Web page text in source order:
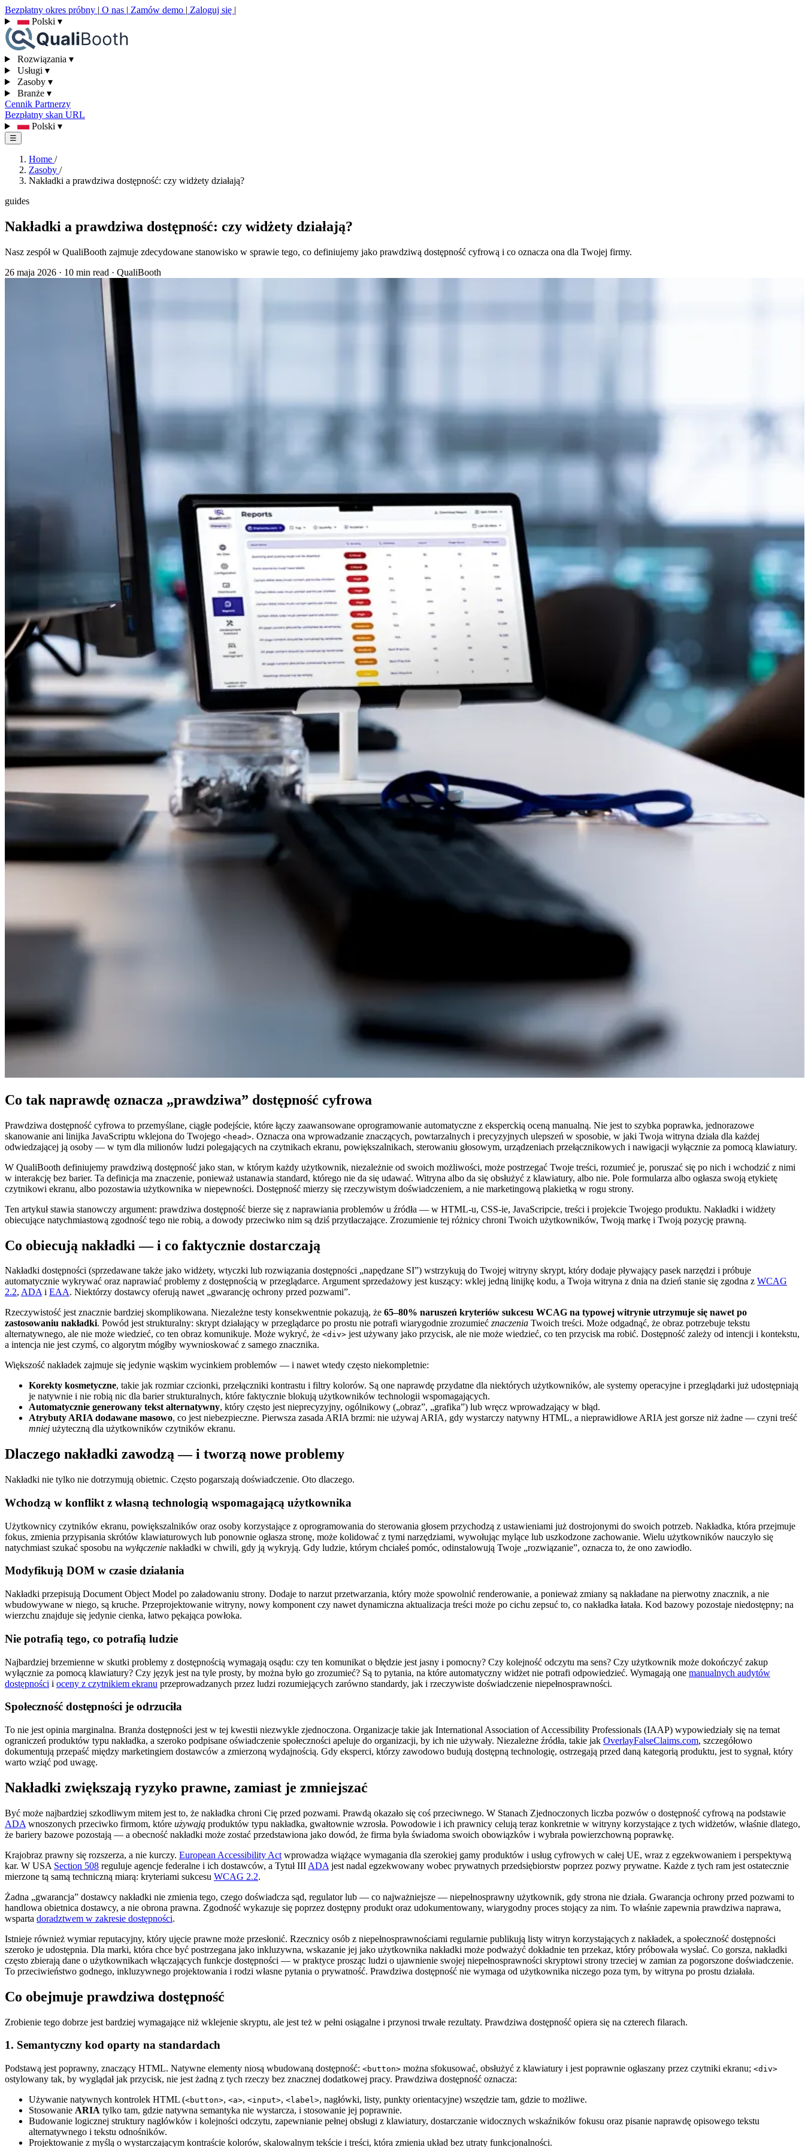
Bezpłatny okres próbny | O nas | Zamów demo | Zaloguj się |
Polski ▾
Rozwiązania ▾
Usługi ▾
Zasoby ▾
Branże ▾
Cennik Partnerzy
Bezpłatny skan URL
Polski ▾
☰
Home /
Zasoby /
Nakładki a prawdziwa dostępność: czy widżety działają?
guides
Nakładki a prawdziwa dostępność: czy widżety działają?
Nasz zespół w QualiBooth zajmuje zdecydowane stanowisko w sprawie tego, co definiujemy jako prawdziwą dostępność cyfrową i co oznacza ona dla Twojej firmy.
26 maja 2026 · 10 min read · QualiBooth
Co tak naprawdę oznacza „prawdziwa” dostępność cyfrowa
Prawdziwa dostępność cyfrowa to przemyślane, ciągłe podejście, które łączy zaawansowane oprogramowanie automatyczne z eksperckią oceną manualną. Nie jest to szybka poprawka, jednorazowe
skanowanie ani linijka JavaScriptu wklejona do Twojego <head>. Oznacza ona wprowadzanie znaczących, powtarzalnych i precyzyjnych ulepszeń w sposobie, w jaki Twoja witryna działa dla każdej
odwiedzającej ją osoby — w tym dla milionów ludzi polegających na czytnikach ekranu, powiększalnikach, sterowaniu głosowym, urządzeniach przełącznikowych i nawigacji wyłącznie za pomocą klawiatury.
W QualiBooth definiujemy prawdziwą dostępność jako stan, w którym każdy użytkownik, niezależnie od swoich możliwości, może postrzegać Twoje treści, rozumieć je, poruszać się po nich i wchodzić z nimi
w interakcję bez barier. Ta definicja ma znaczenie, ponieważ ustanawia standard, którego nie da się udawać. Witryna albo da się obsłużyć z klawiatury, albo nie. Pole formularza albo ogłasza swoją etykietę
czytnikowi ekranu, albo pozostawia użytkownika w niepewności. Dostępność mierzy się rzeczywistym doświadczeniem, a nie marketingową plakietką w rogu strony.
Ten artykuł stawia stanowczy argument: prawdziwa dostępność bierze się z naprawiania problemów u źródła — w HTML-u, CSS-ie, JavaScripcie, treści i projekcie Twojego produktu. Nakładki i widżety
obiecujące natychmiastową zgodność tego nie robią, a dowody przeciwko nim są dziś przytłaczające. Zrozumienie tej różnicy chroni Twoich użytkowników, Twoją markę i Twoją pozycję prawną.
Co obiecują nakładki — i co faktycznie dostarczają
Nakładki dostępności (sprzedawane także jako widżety, wtyczki lub rozwiązania dostępności „napędzane SI”) wstrzykują do Twojej witryny skrypt, który dodaje pływający pasek narzędzi i próbuje
automatycznie wykrywać oraz naprawiać problemy z dostępnością w przeglądarce. Argument sprzedażowy jest kuszący: wklej jedną linijkę kodu, a Twoja witryna z dnia na dzień stanie się zgodna z WCAG
2.2, ADAi EAA. Niektórzy dostawcy oferują nawet „gwarancję ochrony przed pozwami”.
Rzeczywistość jest znacznie bardziej skomplikowana. Niezależne testy konsekwentnie pokazują, że 65–80% naruszeń kryteriów sukcesu WCAG na typowej witrynie utrzymuje się nawet po
zastosowaniu nakładki. Powód jest strukturalny: skrypt działający w przeglądarce po prostu nie potrafi wiarygodnie zrozumieć znaczenia Twoich treści. Może odgadnąć, że obraz potrzebuje tekstu
alternatywnego, ale nie może wiedzieć, co ten obraz komunikuje. Może wykryć, że <div> jest używany jako przycisk, ale nie może wiedzieć, co ten przycisk ma robić. Dostępność zależy od intencji i kontekstu,
a intencja nie jest czymś, co algorytm mógłby wywnioskować z samego znacznika.
Większość nakładek zajmuje się jedynie wąskim wycinkiem problemów — i nawet wtedy często niekompletnie:
Korekty kosmetyczne, takie jak rozmiar czcionki, przełączniki kontrastu i filtry kolorów. Są one naprawdę przydatne dla niektórych użytkowników, ale systemy operacyjne i przeglądarki już udostępniają
je natywnie i nie robią nic dla barier strukturalnych, które faktycznie blokują użytkowników technologii wspomagających.
Automatycznie generowany tekst alternatywny, który często jest nieprecyzyjny, ogólnikowy („obraz”, „grafika”) lub wręcz wprowadzający w błąd.
Atrybuty ARIA dodawane masowo, co jest niebezpieczne. Pierwsza zasada ARIA brzmi: nie używaj ARIA, gdy wystarczy natywny HTML, a nieprawidłowe ARIA jest gorsze niż żadne — czyni treść
mniej użyteczną dla użytkowników czytników ekranu.
Dlaczego nakładki zawodzą — i tworzą nowe problemy
Nakładki nie tylko nie dotrzymują obietnic. Często pogarszają doświadczenie. Oto dlaczego.
Wchodzą w konflikt z własną technologią wspomagającą użytkownika
Użytkownicy czytników ekranu, powiększalników oraz osoby korzystające z oprogramowania do sterowania głosem przychodzą z ustawieniami już dostrojonymi do swoich potrzeb. Nakładka, która przejmuje
fokus, zmienia przypisania skrótów klawiaturowych lub ponownie ogłasza stronę, może kolidować z tymi narzędziami, wywołując mylące lub uszkodzone zachowanie. Wielu użytkowników nauczyło się
natychmiast szukać sposobu na wyłączenie nakładki w chwili, gdy ją wykryją. Gdy ludzie, którym chciałeś pomóc, odinstalowują Twoje „rozwiązanie”, oznacza to, że ono zawiodło.
Modyfikują DOM w czasie działania
Nakładki przepisują Document Object Model po załadowaniu strony. Dodaje to narzut przetwarzania, który może spowolnić renderowanie, a ponieważ zmiany są nakładane na pierwotny znacznik, a nie
wbudowywane w niego, są kruche. Przeprojektowanie witryny, nowy komponent czy nawet dynamiczna aktualizacja treści może po cichu zepsuć to, co nakładka łatała. Kod bazowy pozostaje niedostępny; na
wierzchu znajduje się jedynie cienka, łatwo pękająca powłoka.
Nie potrafią tego, co potrafią ludzie
Najbardziej brzemienne w skutki problemy z dostępnością wymagają osądu: czy ten komunikat o błędzie jest jasny i pomocny? Czy kolejność odczytu ma sens? Czy użytkownik może dokończyć zakup
wyłącznie za pomocą klawiatury? Czy język jest na tyle prosty, by można było go zrozumieć? Są to pytania, na które automatyczny widżet nie potrafi odpowiedzieć. Wymagają one manualnych audytów
dostępności i oceny z czytnikiem ekranu przeprowadzanych przez ludzi rozumiejących zarówno standardy, jak i rzeczywiste doświadczenie niepełnosprawności.
Społeczność dostępności je odrzuciła
To nie jest opinia marginalna. Branża dostępności jest w tej kwestii niezwykle zjednoczona. Organizacje takie jak International Association of Accessibility Professionals (IAAP) wypowiedziały się na temat
ograniczeń produktów typu nakładka, a szeroko podpisane oświadczenie społeczności apeluje do organizacji, by ich nie używały. Niezależne źródła, takie jak OverlayFalseClaims.com, szczegółowo
dokumentują przepaść między marketingiem dostawców a zmierzoną wydajnością. Gdy eksperci, którzy zawodowo budują dostępną technologię, ostrzegają przed daną kategorią produktu, jest to sygnał, który
warto wziąć pod uwagę.
Nakładki zwiększają ryzyko prawne, zamiast je zmniejszać
Być może najbardziej szkodliwym mitem jest to, że nakładka chroni Cię przed pozwami. Prawdą okazało się coś przeciwnego. W Stanach Zjednoczonych liczba pozwów o dostępność cyfrową na podstawie
ADA wnoszonych przeciwko firmom, które używają produktów typu nakładka, gwałtownie wzrosła. Powodowie i ich prawnicy celują teraz konkretnie w witryny korzystające z tych widżetów, właśnie dlatego,
że bariery bazowe pozostają — a obecność nakładki może zostać przedstawiona jako dowód, że firma była świadoma swoich obowiązków i wybrała powierzchowną poprawkę.
Krajobraz prawny się rozszerza, a nie kurczy. European Accessibility Act wprowadza wiążące wymagania dla szerokiej gamy produktów i usług cyfrowych w całej UE, wraz z egzekwowaniem i perspektywą
kar. W USA Section 508 reguluje agencje federalne i ich dostawców, a Tytuł III ADA jest nadal egzekwowany wobec prywatnych przedsiębiorstw poprzez pozwy prywatne. Każde z tych ram jest ostatecznie
mierzone tą samą techniczną miarą: kryteriami sukcesu WCAG 2.2.
Żadna „gwarancja” dostawcy nakładki nie zmienia tego, czego doświadcza sąd, regulator lub — co najważniejsze — niepełnosprawny użytkownik, gdy strona nie działa. Gwarancja ochrony przed pozwami to
handlowa obietnica dostawcy, a nie obrona prawna. Zgodność wykazuje się poprzez dostępny produkt oraz udokumentowany, wiarygodny proces stojący za nim. To właśnie zapewnia prawdziwa naprawa,
wsparta doradztwem w zakresie dostępności.
Istnieje również wymiar reputacyjny, który ujęcie prawne może przesłonić. Rzecznicy osób z niepełnosprawnościami regularnie publikują listy witryn korzystających z nakładek, a społeczność dostępności
szeroko je udostępnia. Dla marki, która chce być postrzegana jako inkluzywna, wskazanie jej jako użytkownika nakładki może podważyć dokładnie ten przekaz, który próbowała wysłać. Co gorsza, nakładki
często zbierają dane o użytkownikach włączających funkcje dostępności — w praktyce prosząc ludzi o ujawnienie swojej niepełnosprawności skryptowi strony trzeciej w zamian za pogorszone doświadczenie.
To przeciwieństwo godnego, inkluzywnego projektowania i rodzi własne pytania o prywatność. Prawdziwa dostępność nie wymaga od użytkownika niczego poza tym, by witryna po prostu działała.
Co obejmuje prawdziwa dostępność
Zrobienie tego dobrze jest bardziej wymagające niż wklejenie skryptu, ale jest też w pełni osiągalne i przynosi trwałe rezultaty. Prawdziwa dostępność opiera się na czterech filarach.
1. Semantyczny kod oparty na standardach
Podstawą jest poprawny, znaczący HTML. Natywne elementy niosą wbudowaną dostępność: <button> można sfokusować, obsłużyć z klawiatury i jest poprawnie ogłaszany przez czytniki ekranu; <div>
ostylowany tak, by wyglądał jak przycisk, nie jest żadną z tych rzeczy bez znacznej dodatkowej pracy. Prawdziwa dostępność oznacza:
Używanie natywnych kontrolek HTML (<button>, <a>, <input>, <label>, nagłówki, listy, punkty orientacyjne) wszędzie tam, gdzie to możliwe.
Stosowanie ARIA tylko tam, gdzie natywna semantyka nie wystarcza, i stosowanie jej poprawnie.
Budowanie logicznej struktury nagłówków i kolejności odczytu, zapewnianie pełnej obsługi z klawiatury, dostarczanie widocznych wskaźników fokusu oraz pisanie naprawdę opisowego tekstu
alternatywnego i tekstu odnośników.
Projektowanie z myślą o wystarczającym kontraście kolorów, skalowalnym tekście i treści, która zmienia układ bez utraty funkcjonalności.